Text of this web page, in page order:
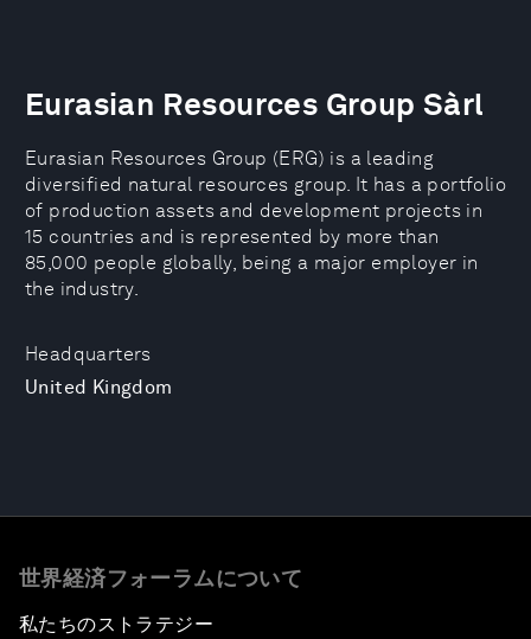
Headquarters
United Kingdom
Eurasian Resources Group Sàrl
Eurasian Resources Group (ERG) is a leading
diversified natural resources group. It has a portfolio
of production assets and development projects in
15 countries and is represented by more than
85,000 people globally, being a major employer in
the industry.
世界経済フォーラムについて
私たちのストラテジー